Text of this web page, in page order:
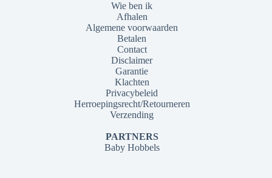
Wie ben ik
Afhalen
Algemene voorwaarden
Betalen
Contact
Disclaimer
Garantie
Klachten
Privacybeleid
Herroepingsrecht/Retourneren
Verzending
PARTNERS
Baby Hobbels